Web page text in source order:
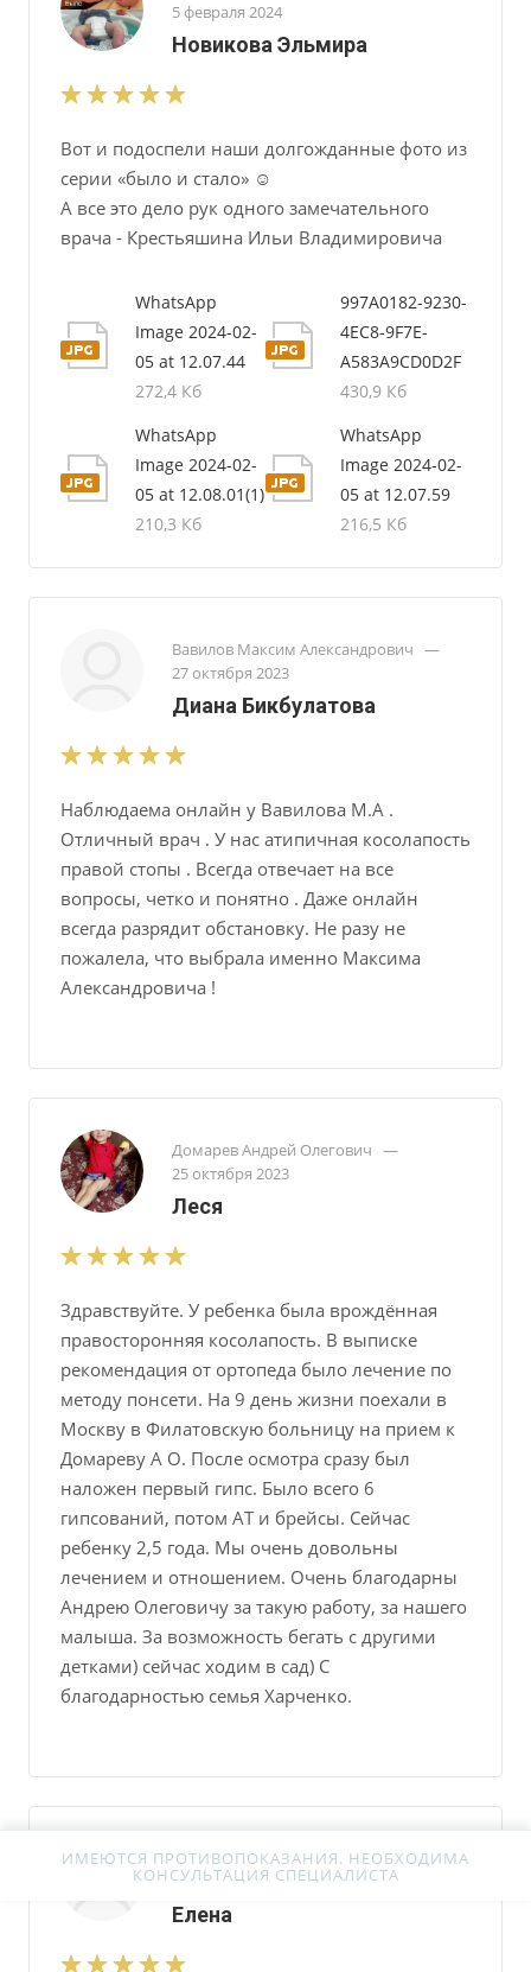
5 февраля 2024
Новикова Эльмира
Вот и подоспели наши долгожданные фото из
серии «было и стало» ☺️
А все это дело рук одного замечательного
врача - Крестьяшина Ильи Владимировича
WhatsApp
Image 2024-02-
05 at 12.07.44
272,4 Кб
997A0182-9230-
4EC8-9F7E-
A583A9CD0D2F
430,9 Кб
WhatsApp
Image 2024-02-
05 at 12.08.01(1)
210,3 Кб
WhatsApp
Image 2024-02-
05 at 12.07.59
216,5 Кб
Вавилов Максим Александрович —
27 октября 2023
Диана Бикбулатова
Наблюдаема онлайн у Вавилова М.А .
Отличный врач . У нас атипичная косолапость
правой стопы . Всегда отвечает на все
вопросы, четко и понятно . Даже онлайн
всегда разрядит обстановку. Не разу не
пожалела, что выбрала именно Максима
Александровича !
Домарев Андрей Олегович —
25 октября 2023
Леся
Здравствуйте. У ребенка была врождённая
правосторонняя косолапость. В выписке
рекомендация от ортопеда было лечение по
методу понсети. На 9 день жизни поехали в
Москву в Филатовскую больницу на прием к
Домареву А О. После осмотра сразу был
наложен первый гипс. Было всего 6
гипсований, потом АТ и брейсы. Сейчас
ребенку 2,5 года. Мы очень довольны
лечением и отношением. Очень благодарны
Андрею Олеговичу за такую работу, за нашего
малыша. За возможность бегать с другими
детками) сейчас ходим в сад) С
благодарностью семья Харченко.
Пронь Сергей Владимирович —
24 октября 2023
Елена
ИМЕЮТСЯ ПРОТИВОПОКАЗАНИЯ. НЕОБХОДИМА
КОНСУЛЬТАЦИЯ СПЕЦИАЛИСТА